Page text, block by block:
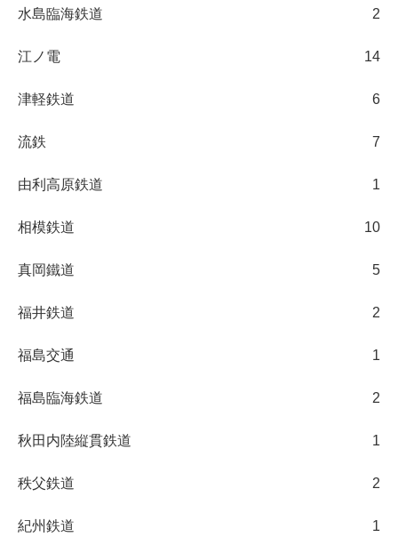
水島臨海鉄道 2
江ノ電 14
津軽鉄道 6
流鉄 7
由利高原鉄道 1
相模鉄道 10
真岡鐵道 5
福井鉄道 2
福島交通 1
福島臨海鉄道 2
秋田内陸縦貫鉄道 1
秩父鉄道 2
紀州鉄道 1